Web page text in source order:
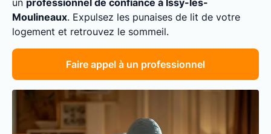
un professionnel de confiance à Issy-les-
Moulineaux. Expulsez les punaises de lit de votre
logement et retrouvez le sommeil.
Faire appel à un professionnel